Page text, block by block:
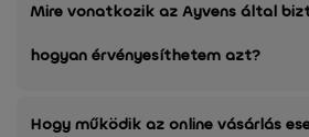
Mire vonatkozik az Ayvens által
hogyan érvényesíthetem azt?
Hogy működik az online vásárlás